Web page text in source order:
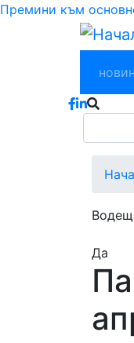
Премини към
Да